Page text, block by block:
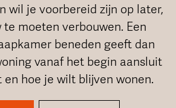
wil je voorbereid zijn op later,
moeten verbouwen. Een
beneden geeft dan
vanaf het begin aansluit
en hoe je wilt blijven wonen.